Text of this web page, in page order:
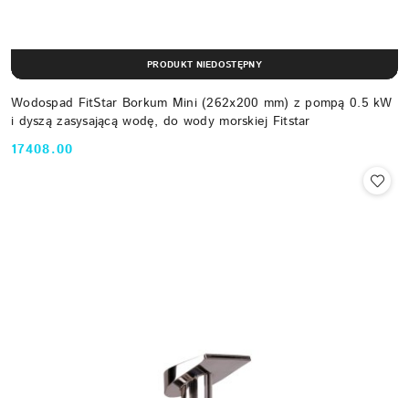
Wodospad FitStar Borkum Mini (262x200 mm) z pompą 0.5 kW
i dyszą zasysającą wodę, do wody morskiej Fitstar
Cena:
17408.00
PRODUKT NIEDOSTĘPNY